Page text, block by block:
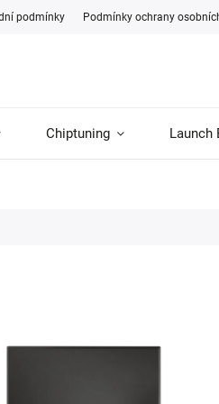
podmínky Podmínky ochrany
Chiptuning Launch